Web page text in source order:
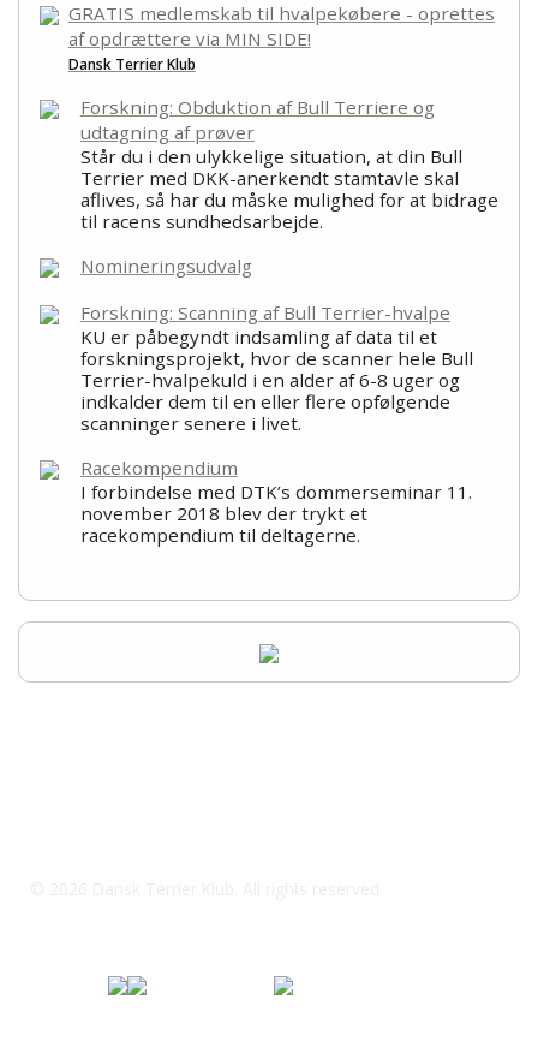
GRATIS medlemskab til hvalpekøbere - oprettes
af opdrættere via MIN SIDE!
Dansk Terrier Klub
Forskning: Obduktion af Bull Terriere og
udtagning af prøver
Står du i den ulykkelige situation, at din Bull
Terrier med DKK-anerkendt stamtavle skal
aflives, så har du måske mulighed for at bidrage
til racens sundhedsarbejde.
Nomineringsudvalg
Forskning: Scanning af Bull Terrier-hvalpe
KU er påbegyndt indsamling af data til et
forskningsprojekt, hvor de scanner hele Bull
Terrier-hvalpekuld i en alder af 6-8 uger og
indkalder dem til en eller flere opfølgende
scanninger senere i livet.
Racekompendium
I forbindelse med DTK’s dommerseminar 11.
november 2018 blev der trykt et
racekompendium til deltagerne.